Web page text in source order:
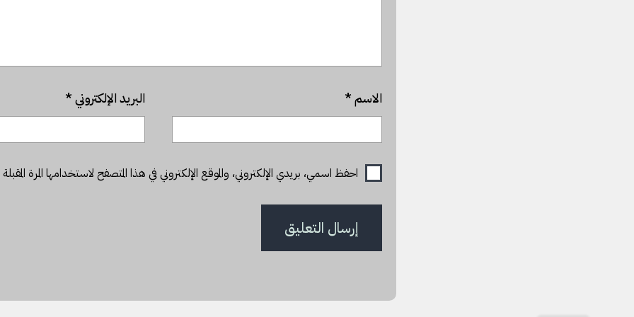
الاسم* البريد الإلكتروني*
احفظ اسمي، بريدي الإلكتروني، والموقع الإلكتروني في هذا المتصفح لاستخدامها المرة